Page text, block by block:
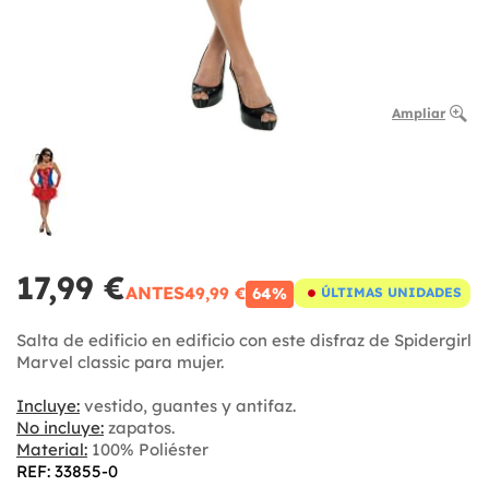
Ampliar
17,99 €ANTES49,99 € 64% ÚLTIMAS UNIDADES
Salta de edificio en edificio con este disfraz de Spidergirl
Marvel classic para mujer.
Incluye: vestido, guantes y antifaz.
No incluye: zapatos.
Material: 100% Poliéster
REF: 33855-0